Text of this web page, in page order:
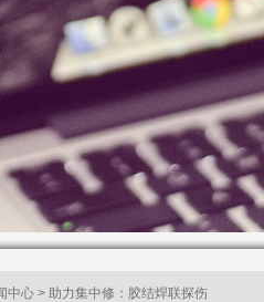
中心 > 助力集中修：胶结焊联探伤